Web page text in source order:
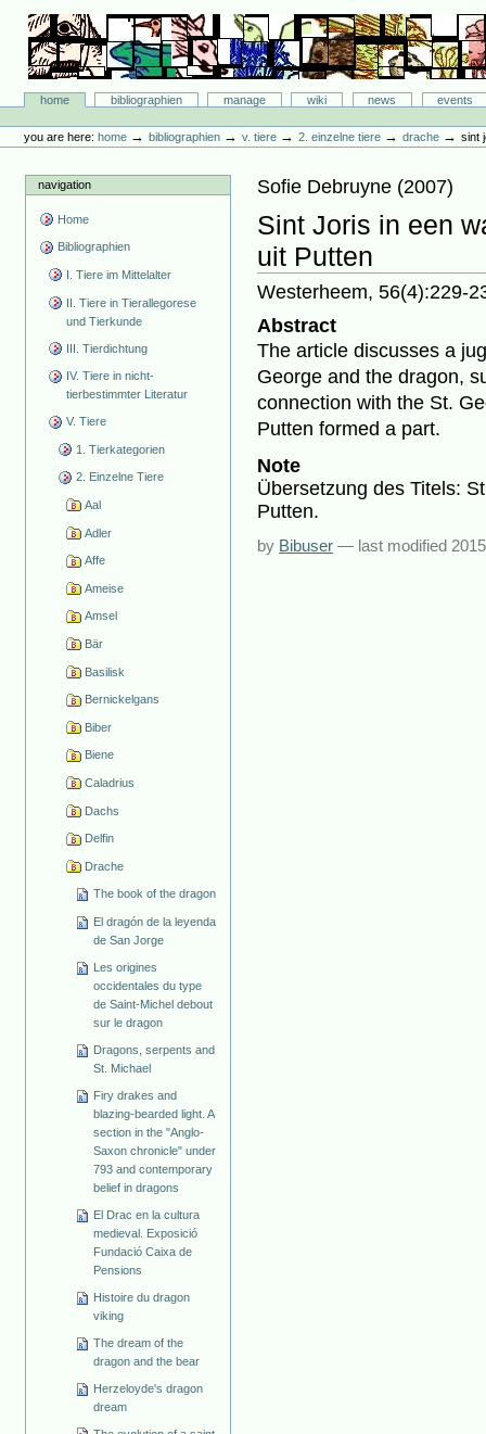
content.
navigation
Bibliographie-Portal
Sectionshome bibliographien manage wiki news
events
tools
you are here: home →bibliographien →v. tiere →2. einzelne tiere →drache →sint
navigation
Home
Bibliographien
I. Tiere im Mittelalter
II. Tiere in Tierallegorese
und Tierkunde
III. Tierdichtung
IV. Tiere in nicht-
tierbestimmter Literatur
V. Tiere
1. Tierkategorien
2. Einzelne Tiere
Aal
Adler
Affe
Ameise
Amsel
Bär
Basilisk
Bernickelgans
Biber
Biene
Caladrius
Dachs
Delfin
Drache
The book of the dragon
El dragón de la leyenda
de San Jorge
Les origines
occidentales du type
de Saint-Michel debout
sur le dragon
Dragons, serpents and
St. Michael
Firy drakes and
blazing-bearded light. A
section in the "Anglo-
Saxon chronicle" under
793 and contemporary
belief in dragons
El Drac en la cultura
medieval. Exposició
Fundació Caixa de
Pensions
Histoire du dragon
viking
The dream of the
dragon and the bear
Herzeloyde's dragon
dream
Sofie Debruyne (2007)
Sint Joris in een
uit Putten
Westerheem, 56(4):229-
Abstract
The article discusses a
George and the dragon,
connection with the St.
Putten formed a part.
Note
Übersetzung des Titels:
Putten.
by Bibuser — last modified